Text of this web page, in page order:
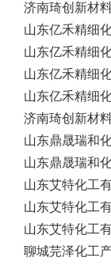
济南琦创新材
山东亿禾精细
山东亿禾精细
山东亿禾精细
山东亿禾精细
济南琦创新材
山东鼎晟瑞和
山东鼎晟瑞和
山东艾特化工
山东艾特化工
山东艾特化工
聊城芫泽化工